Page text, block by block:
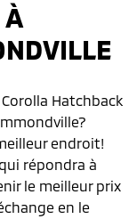
À
Hatchback
endroit!
répondra à
le meilleur prix
en le